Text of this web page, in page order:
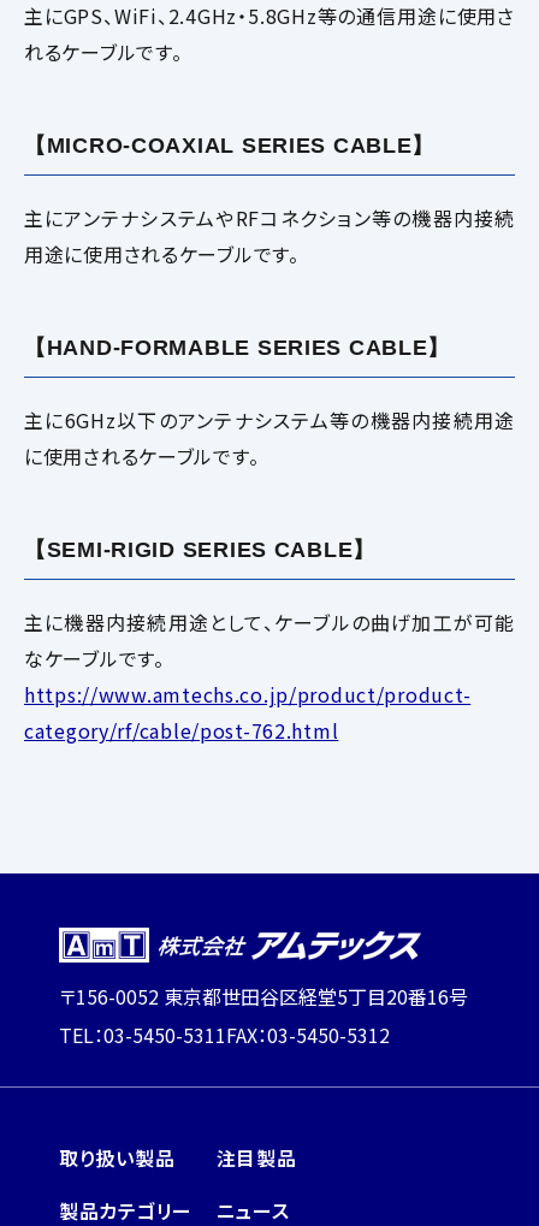
主にGPS、WiFi、2.4GHz・5.8GHz等の通信用途に使用さ
れるケーブルです。
【MICRO-COAXIAL SERIES CABLE】
主にアンテナシステムやRFコネクション等の機器内接続
用途に使用されるケーブルです。
【HAND-FORMABLE SERIES CABLE】
主に6GHz以下のアンテナシステム等の機器内接続用途
に使用されるケーブルです。
【SEMI-RIGID SERIES CABLE】
主に機器内接続用途として、ケーブルの曲げ加工が可能
なケーブルです。
https://www.amtechs.co.jp/product/product-
category/rf/cable/post-762.html
〒156-0052 東京都世田谷区経堂5丁目20番16号
TEL：03-5450-5311FAX：03-5450-5312
取り扱い製品
製品カテゴリー
注目製品
ニュース